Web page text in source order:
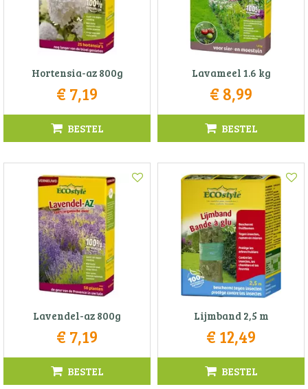
Hortensia-az 800g
€ 7,19
BESTEL
Lavameel 1.6 kg
€ 8,99
BESTEL
Lavendel-az 800g
€ 7,19
BESTEL
Lijmband 2,5 m
€ 12,49
BESTEL